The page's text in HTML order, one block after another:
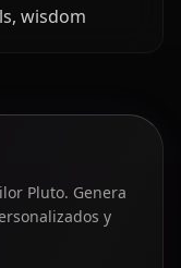
wisdom
Pluto. Genera
y